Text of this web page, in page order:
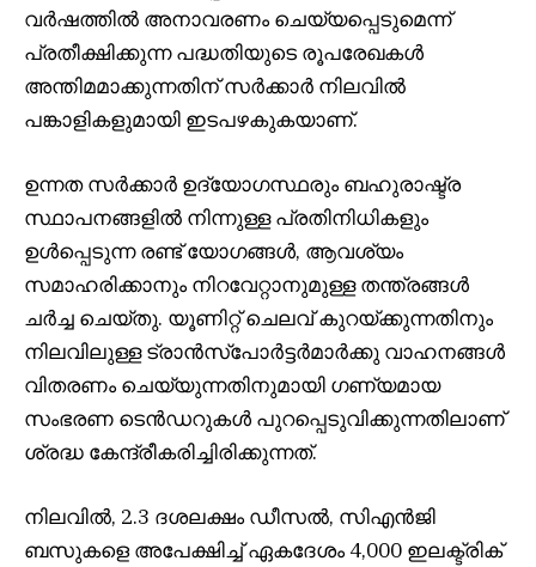
വർഷത്തിൽ അനാവരണം ചെയ്യപ്പെടുമെന്ന്
പ്രതീക്ഷിക്കുന്ന പദ്ധതിയുടെ രൂപരേഖകൾ
അന്തിമമാക്കുന്നതിന് സർക്കാർ നിലവിൽ
പങ്കാളികളുമായി ഇടപഴകുകയാണ്.
ഉന്നത സർക്കാർ ഉദ്യോഗസ്ഥരും ബഹുരാഷ്ട്ര
സ്ഥാപനങ്ങളിൽ നിന്നുള്ള പ്രതിനിധികളും
ഉൾപ്പെടുന്ന രണ്ട് യോഗങ്ങൾ, ആവശ്യം
സമാഹരിക്കാനും നിറവേറ്റാനുമുള്ള തന്ത്രങ്ങൾ
ചർച്ച ചെയ്തു. യൂണിറ്റ് ചെലവ് കുറയ്ക്കുന്നതിനും
നിലവിലുള്ള ട്രാൻസ്പോർട്ടർമാർക്കു വാഹനങ്ങൾ
വിതരണം ചെയ്യുന്നതിനുമായി ഗണ്യമായ
സംഭരണ ടെൻഡറുകൾ പുറപ്പെടുവിക്കുന്നതിലാണ്
ശ്രദ്ധ കേന്ദ്രീകരിച്ചിരിക്കുന്നത്.
നിലവിൽ, 2.3 ദശലക്ഷം ഡീസൽ, സിഎൻജി
ബസുകളെ അപേക്ഷിച്ച് ഏകദേശം 4,000 ഇലക്ട്രിക്